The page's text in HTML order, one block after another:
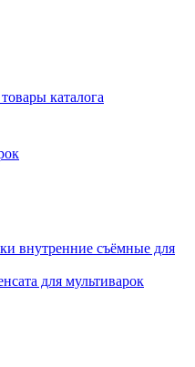
каталога
внутренние съёмные для
для мультиварок